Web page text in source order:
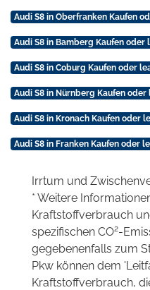
Audi S8 in Oberfranken Kaufen
Audi S8 in Bamberg Kaufen oder
Audi S8 in Coburg Kaufen oder
Audi S8 in Nürnberg Kaufen oder
Audi S8 in Kronach Kaufen oder
Audi S8 in Franken Kaufen oder
Irrtum und
* Weitere
Kraftstoffverbrauch
spezifischen CO2-
gegebenenfalls zum
Pkw können dem
Kraftstoffverbrauch,